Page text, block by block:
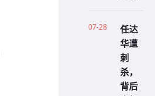
07-28
任达
华遭
刺
杀，
背后